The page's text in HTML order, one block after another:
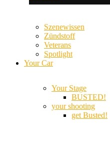
Szenewissen
Zündstoff
Veterans
Spotlight
Your Car
Your Stage
BUSTED!
your shooting
get Busted!